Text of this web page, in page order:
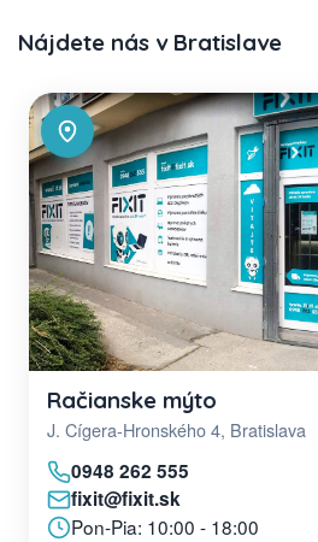
Nájdete nás v Bratislave
Račianske mýto
J. Cígera-Hronského 4, Bratislava
0948 262 555
fixit@fixit.sk
Pon-Pia: 10:00 - 18:00